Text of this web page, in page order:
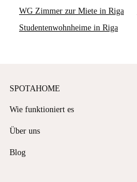
WG Zimmer zur Miete in Riga
Studentenwohnheime in Riga
SPOTAHOME
Wie funktioniert es
Über uns
Blog